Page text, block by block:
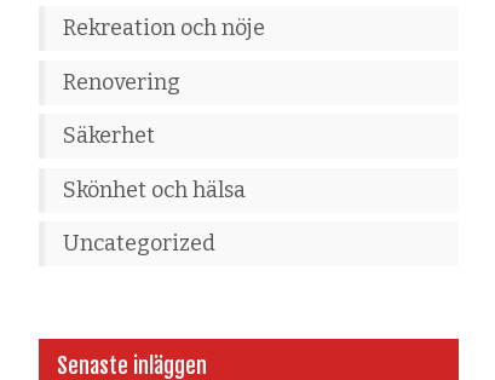
Rekreation och nöje
Renovering
Säkerhet
Skönhet och hälsa
Uncategorized
Senaste inläggen